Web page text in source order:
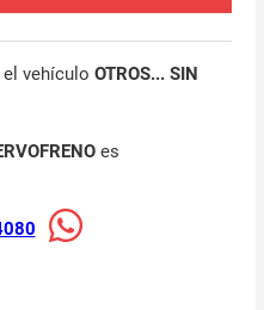
vehículo OTROS... SIN
es